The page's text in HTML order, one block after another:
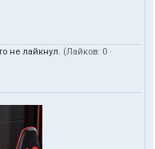
не лайкнул. (Лайков: 0 ·